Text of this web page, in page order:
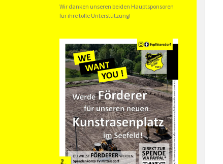
Wir danken unseren beiden Hauptsponsoren
für ihre tolle Unterstützung!